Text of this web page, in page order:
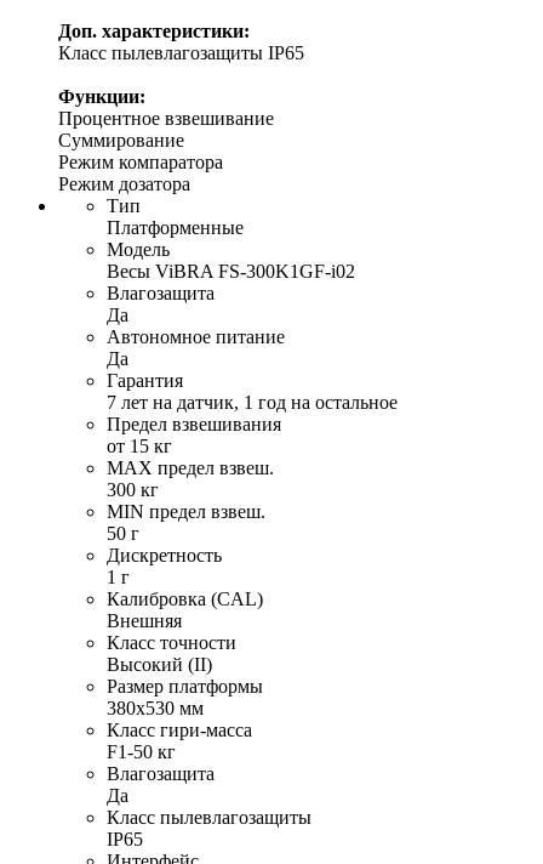
Доп. характеристики:
Класс пылевлагозащиты IP65
Функции:
Процентное взвешивание
Суммирование
Режим компаратора
Режим дозатора
Тип
Платформенные
Модель
Весы ViBRA FS-300K1GF-i02
Влагозащита
Да
Автономное питание
Да
Гарантия
7 лет на датчик, 1 год на остальное
Предел взвешивания
от 15 кг
MAX предел взвеш.
300 кг
MIN предел взвеш.
50 г
Дискретность
1 г
Калибровка (CAL)
Внешняя
Класс точности
Высокий (II)
Размер платформы
380х530 мм
Класс гири-масса
F1-50 кг
Влагозащита
Да
Класс пылевлагозащиты
IP65